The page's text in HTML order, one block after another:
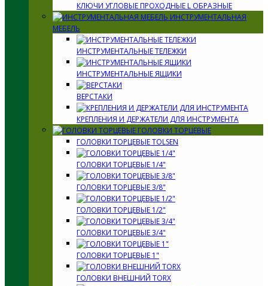
КЛЮЧИ УГЛОВЫЕ ПРОХОДНЫЕ L ОБРАЗНЫЕ
ИНСТРУМЕНТАЛЬНАЯ
МЕБЕЛЬ
ИНСТРУМЕНТАЛЬНЫЕ ТЕЛЕЖКИ
ИНСТРУМЕНТАЛЬНЫЕ ЯЩИКИ
ВЕРСТАКИ
КРЕПЛЕНИЯ И ДЕРЖАТЕЛИ ДЛЯ ИНСТРУМЕНТА
ГОЛОВКИ ТОРЦЕВЫЕ
ГОЛОВКИ ТОРЦЕВЫЕ TOLSEN
ГОЛОВКИ ТОРЦЕВЫЕ 1/4"
ГОЛОВКИ ТОРЦЕВЫЕ 3/8"
ГОЛОВКИ ТОРЦЕВЫЕ 1/2"
ГОЛОВКИ ТОРЦЕВЫЕ 3/4"
ГОЛОВКИ ТОРЦЕВЫЕ 1"
ГОЛОВКИ ВНЕШНИЙ TORX